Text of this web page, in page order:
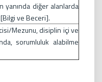
yanında diğer alanlarda
ve Beceri].
Mezunu, disiplin içi ve
sorumluluk alabilme